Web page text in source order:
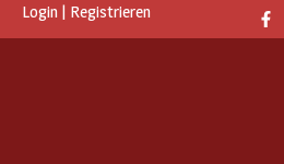
Login | Registrieren